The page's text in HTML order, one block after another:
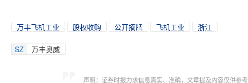
万丰飞机工业 股权收购 公开摘牌 飞机工业 浙江
SZ 万丰奥威
声明：证券时报力求信息真实、准确，文章提及内容仅供参